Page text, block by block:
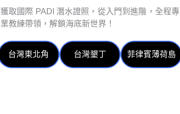
獲取國際 PADI 潛水證照，從入門到進階，全程專
業教練帶領，解鎖海底新世界！
台灣東北角 台灣墾丁 菲律賓薄荷島